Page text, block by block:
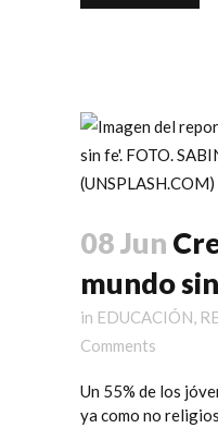
08 Jun
mundo
in EDUCACIÓN,
Comments
Un 55% de los
ya como no